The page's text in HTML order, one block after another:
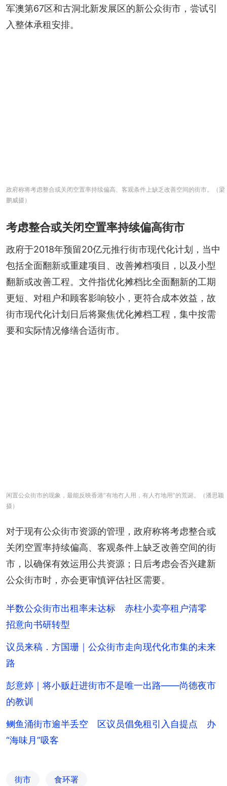
军澳第67区和古洞北新发展区的新公众街市，尝试引
入整体承租安排。
政府称将考虑整合或关闭空置率持续偏高、客观条件上缺乏改善空间的街市。（梁
鹏威摄）
考虑整合或关闭空置率持续偏高街市
政府于2018年预留20亿元推行街市现代化计划，当中
包括全面翻新或重建项目、改善摊档项目，以及小型
翻新或改善工程。文件指优化摊档比全面翻新的工期
更短、对租户和顾客影响较小，更符合成本效益，故
街市现代化计划日后将聚焦优化摊档工程，集中按需
要和实际情况修缮合适街市。
闲置公众街市的现象，最能反映香港“有地冇人用，有人冇地用”的荒诞。（潘思颖
摄）
对于现有公众街市资源的管理，政府称将考虑整合或
关闭空置率持续偏高、客观条件上缺乏改善空间的街
市，以确保有效运用公共资源；日后考虑会否兴建新
公众街市时，亦会更审慎评估社区需要。
半数公众街市出租率未达标 赤柱小卖亭租户清零
招意向书研转型
议员来稿．方国珊｜公众街市走向现代化市集的未来
路
彭意婷｜将小贩赶进街市不是唯一出路——尚德夜市
的教训
鲗鱼涌街市逾半丢空 区议员倡免租引入自提点 办
“海味月”吸客
街市 食环署